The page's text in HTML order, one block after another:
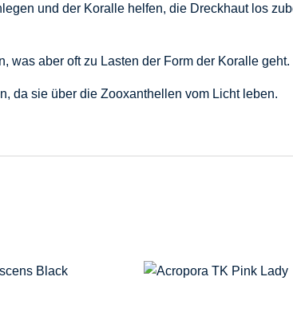
und der Koralle helfen, die Dreckhaut los
was aber oft zu Lasten der Form der Koralle geht.
da sie über die Zooxanthellen vom Licht leben.